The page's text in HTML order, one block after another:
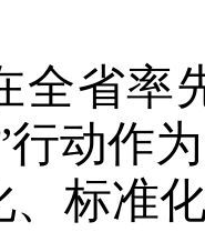
省率先
行动作
、标准